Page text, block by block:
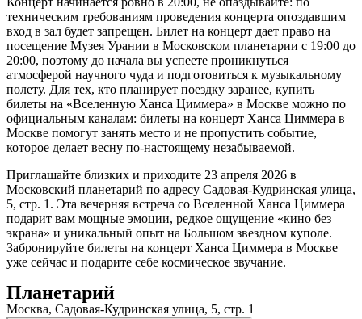
техническим требованиям проведения концерта опоздавшим
вход в зал будет запрещен. Билет на концерт дает право на
посещение Музея Урании в Московском планетарии с 19:00 до
20:00, поэтому до начала вы успеете проникнуться
атмосферой научного чуда и подготовиться к музыкальному
полету. Для тех, кто планирует поездку заранее, купить
билеты на «Вселенную Ханса Циммера» в Москве можно по
официальным каналам: билеты на концерт Ханса Циммера в
Москве помогут занять место и не пропустить событие,
которое делает весну по-настоящему незабываемой.
Приглашайте близких и приходите 23 апреля 2026 в
Московский планетарий по адресу Садовая-Кудринская улица,
5, стр. 1. Эта вечерняя встреча со Вселенной Ханса Циммера
подарит вам мощные эмоции, редкое ощущение «кино без
экрана» и уникальный опыт на Большом звездном куполе.
Забронируйте билеты на концерт Ханса Циммера в Москве
уже сейчас и подарите себе космическое звучание.
Планетарий
Москва, Садовая-Кудринская улица, 5, стр. 1